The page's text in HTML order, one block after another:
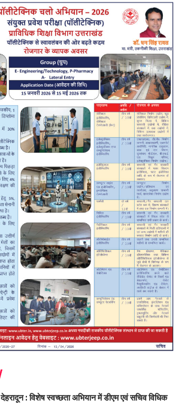
देहरादून : विशेष स्वच्छता अभियान में डीएम एवं सचिव विधिक